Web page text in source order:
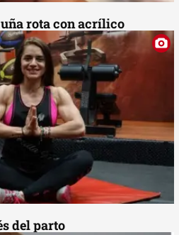
rota con acrílico
del parto